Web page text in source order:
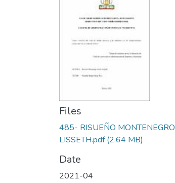
Files
485- RISUEÑO
LISSETH.pdf(2.64 MB)
Date
2021-04